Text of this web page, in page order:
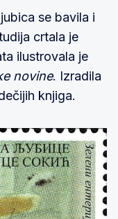
se bavila i
crtala je
ilustrovala je
novine. Izradila
knjiga.